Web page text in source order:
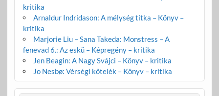
kritika
Arnaldur Indridason: A mélység titka – Könyv –
kritika
Marjorie Liu – Sana Takeda: Monstress – A
fenevad 6.: Az eskü – Képregény – kritika
Jen Beagin: A Nagy Svájci – Könyv – kritika
Jo Nesbø: Vérségi kötelék – Könyv – kritika